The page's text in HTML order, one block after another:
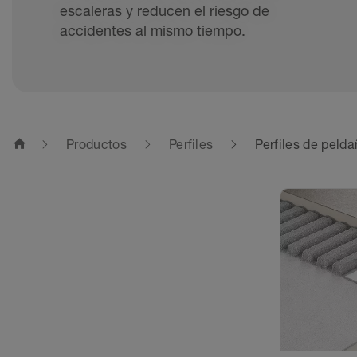
escaleras y reducen el riesgo de
accidentes al mismo tiempo.
home Productos Perfiles Perfiles de